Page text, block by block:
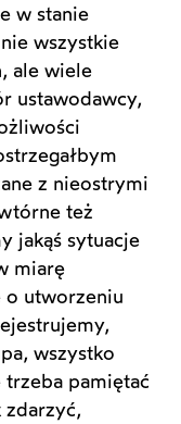
w stanie
wszystkie
ale wiele
ustawodawcy,
z nieostrymi
też
jakąś sytuacje
miarę
o utworzeniu
wszystko
pamiętać